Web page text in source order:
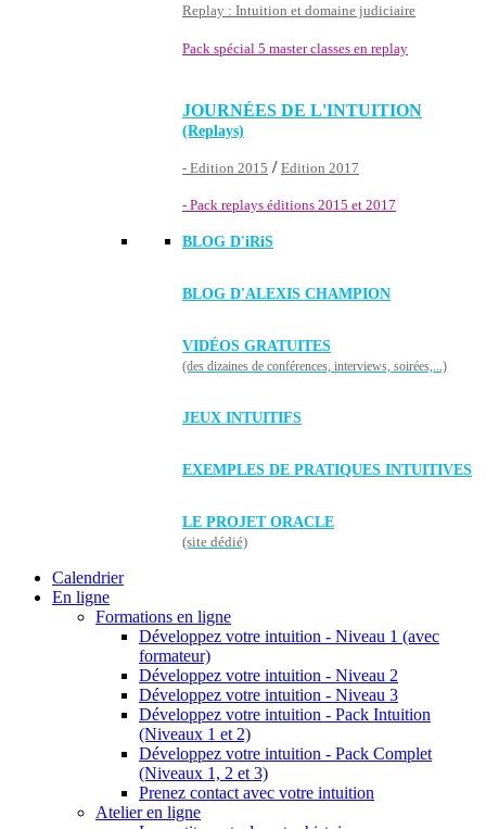
Replay : Intuition et domaine judiciaire
Pack spécial 5 master classes en replay
JOURNÉES DE L'INTUITION
(Replays)
- Edition 2015 / Edition 2017
- Pack replays éditions 2015 et 2017
BLOG D'iRiS
BLOG D'ALEXIS CHAMPION
VIDÉOS GRATUITES
(des dizaines de conférences, interviews, soirées,...)
JEUX INTUITIFS
EXEMPLES DE PRATIQUES INTUITIVES
LE PROJET ORACLE
(site dédié)
Calendrier
En ligne
Formations en ligne
Développez votre intuition - Niveau 1 (avec
formateur)
Développez votre intuition - Niveau 2
Développez votre intuition - Niveau 3
Développez votre intuition - Pack Intuition
(Niveaux 1 et 2)
Développez votre intuition - Pack Complet
(Niveaux 1, 2 et 3)
Prenez contact avec votre intuition
Atelier en ligne